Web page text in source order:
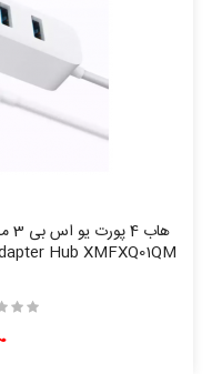
Hub XMFXQ01QM